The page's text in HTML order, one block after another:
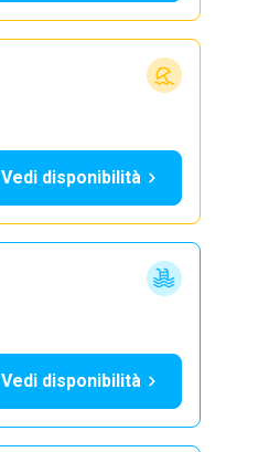
Vedi disponibilità
Vedi disponibilità